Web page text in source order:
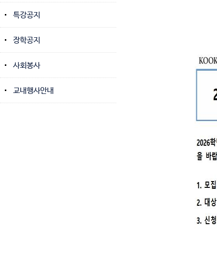
특강공지
장학공지
사회봉사
교내행사안내